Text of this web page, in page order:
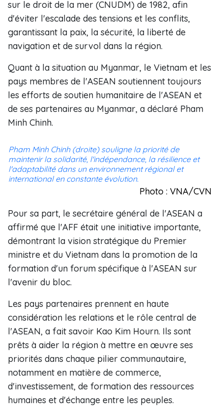
sur le droit de la mer (CNUDM) de 1982, afin
d'éviter l'escalade des tensions et les conflits,
garantissant la paix, la sécurité, la liberté de
navigation et de survol dans la région.
Quant à la situation au Myanmar, le Vietnam et les
pays membres de l'ASEAN soutiennent toujours
les efforts de soutien humanitaire de l'ASEAN et
de ses partenaires au Myanmar, a déclaré Pham
Minh Chinh.
Pham Minh Chinh (droite) souligne la priorité de
maintenir la solidarité, l'indépendance, la résilience et
l'adaptabilité dans un environnement régional et
international en constante évolution.
Photo : VNA/CVN
Pour sa part, le secrétaire général de l'ASEAN a
affirmé que l'AFF était une initiative importante,
démontrant la vision stratégique du Premier
ministre et du Vietnam dans la promotion de la
formation d'un forum spécifique à l'ASEAN sur
l'avenir du bloc.
Les pays partenaires prennent en haute
considération les relations et le rôle central de
l'ASEAN, a fait savoir Kao Kim Hourn. Ils sont
prêts à aider la région à mettre en œuvre ses
priorités dans chaque pilier communautaire,
notamment en matière de commerce,
d'investissement, de formation des ressources
humaines et d'échange entre les peuples.